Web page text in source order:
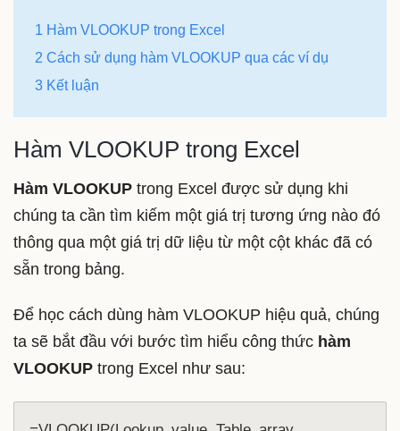
1 Hàm VLOOKUP trong Excel
2 Cách sử dụng hàm VLOOKUP qua các ví dụ
3 Kết luận
Hàm VLOOKUP trong Excel
Hàm VLOOKUP trong Excel được sử dụng khi
chúng ta cần tìm kiếm một giá trị tương ứng nào đó
thông qua một giá trị dữ liệu từ một cột khác đã có
sẵn trong bảng.
Để học cách dùng hàm VLOOKUP hiệu quả, chúng
ta sẽ bắt đầu với bước tìm hiểu công thức hàm
VLOOKUP trong Excel như sau: